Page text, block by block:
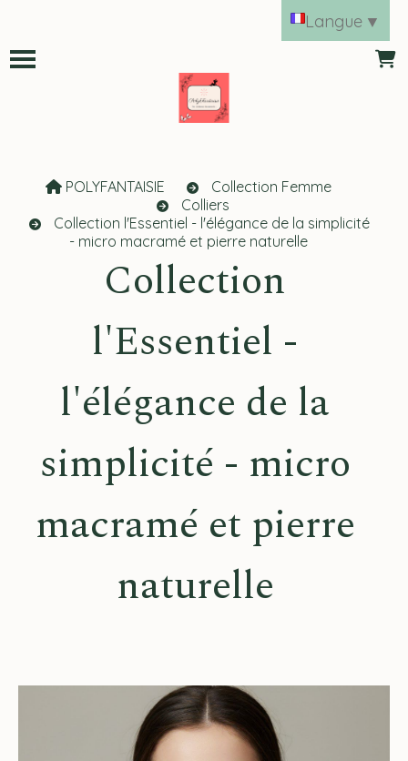
POLYFANTAISIE
Collection Femme
Colliers
Collection l'Essentiel - l'élégance de la simplicité
- micro macramé et pierre naturelle
Collection
l'Essentiel -
l'élégance de la
simplicité - micro
macramé et pierre
naturelle
Langue ▼